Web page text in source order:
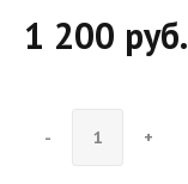
1 200 руб.
- +